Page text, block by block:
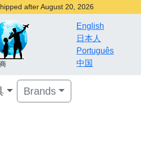
after August 20, 2026
English
日本人
Português
中国
Brands